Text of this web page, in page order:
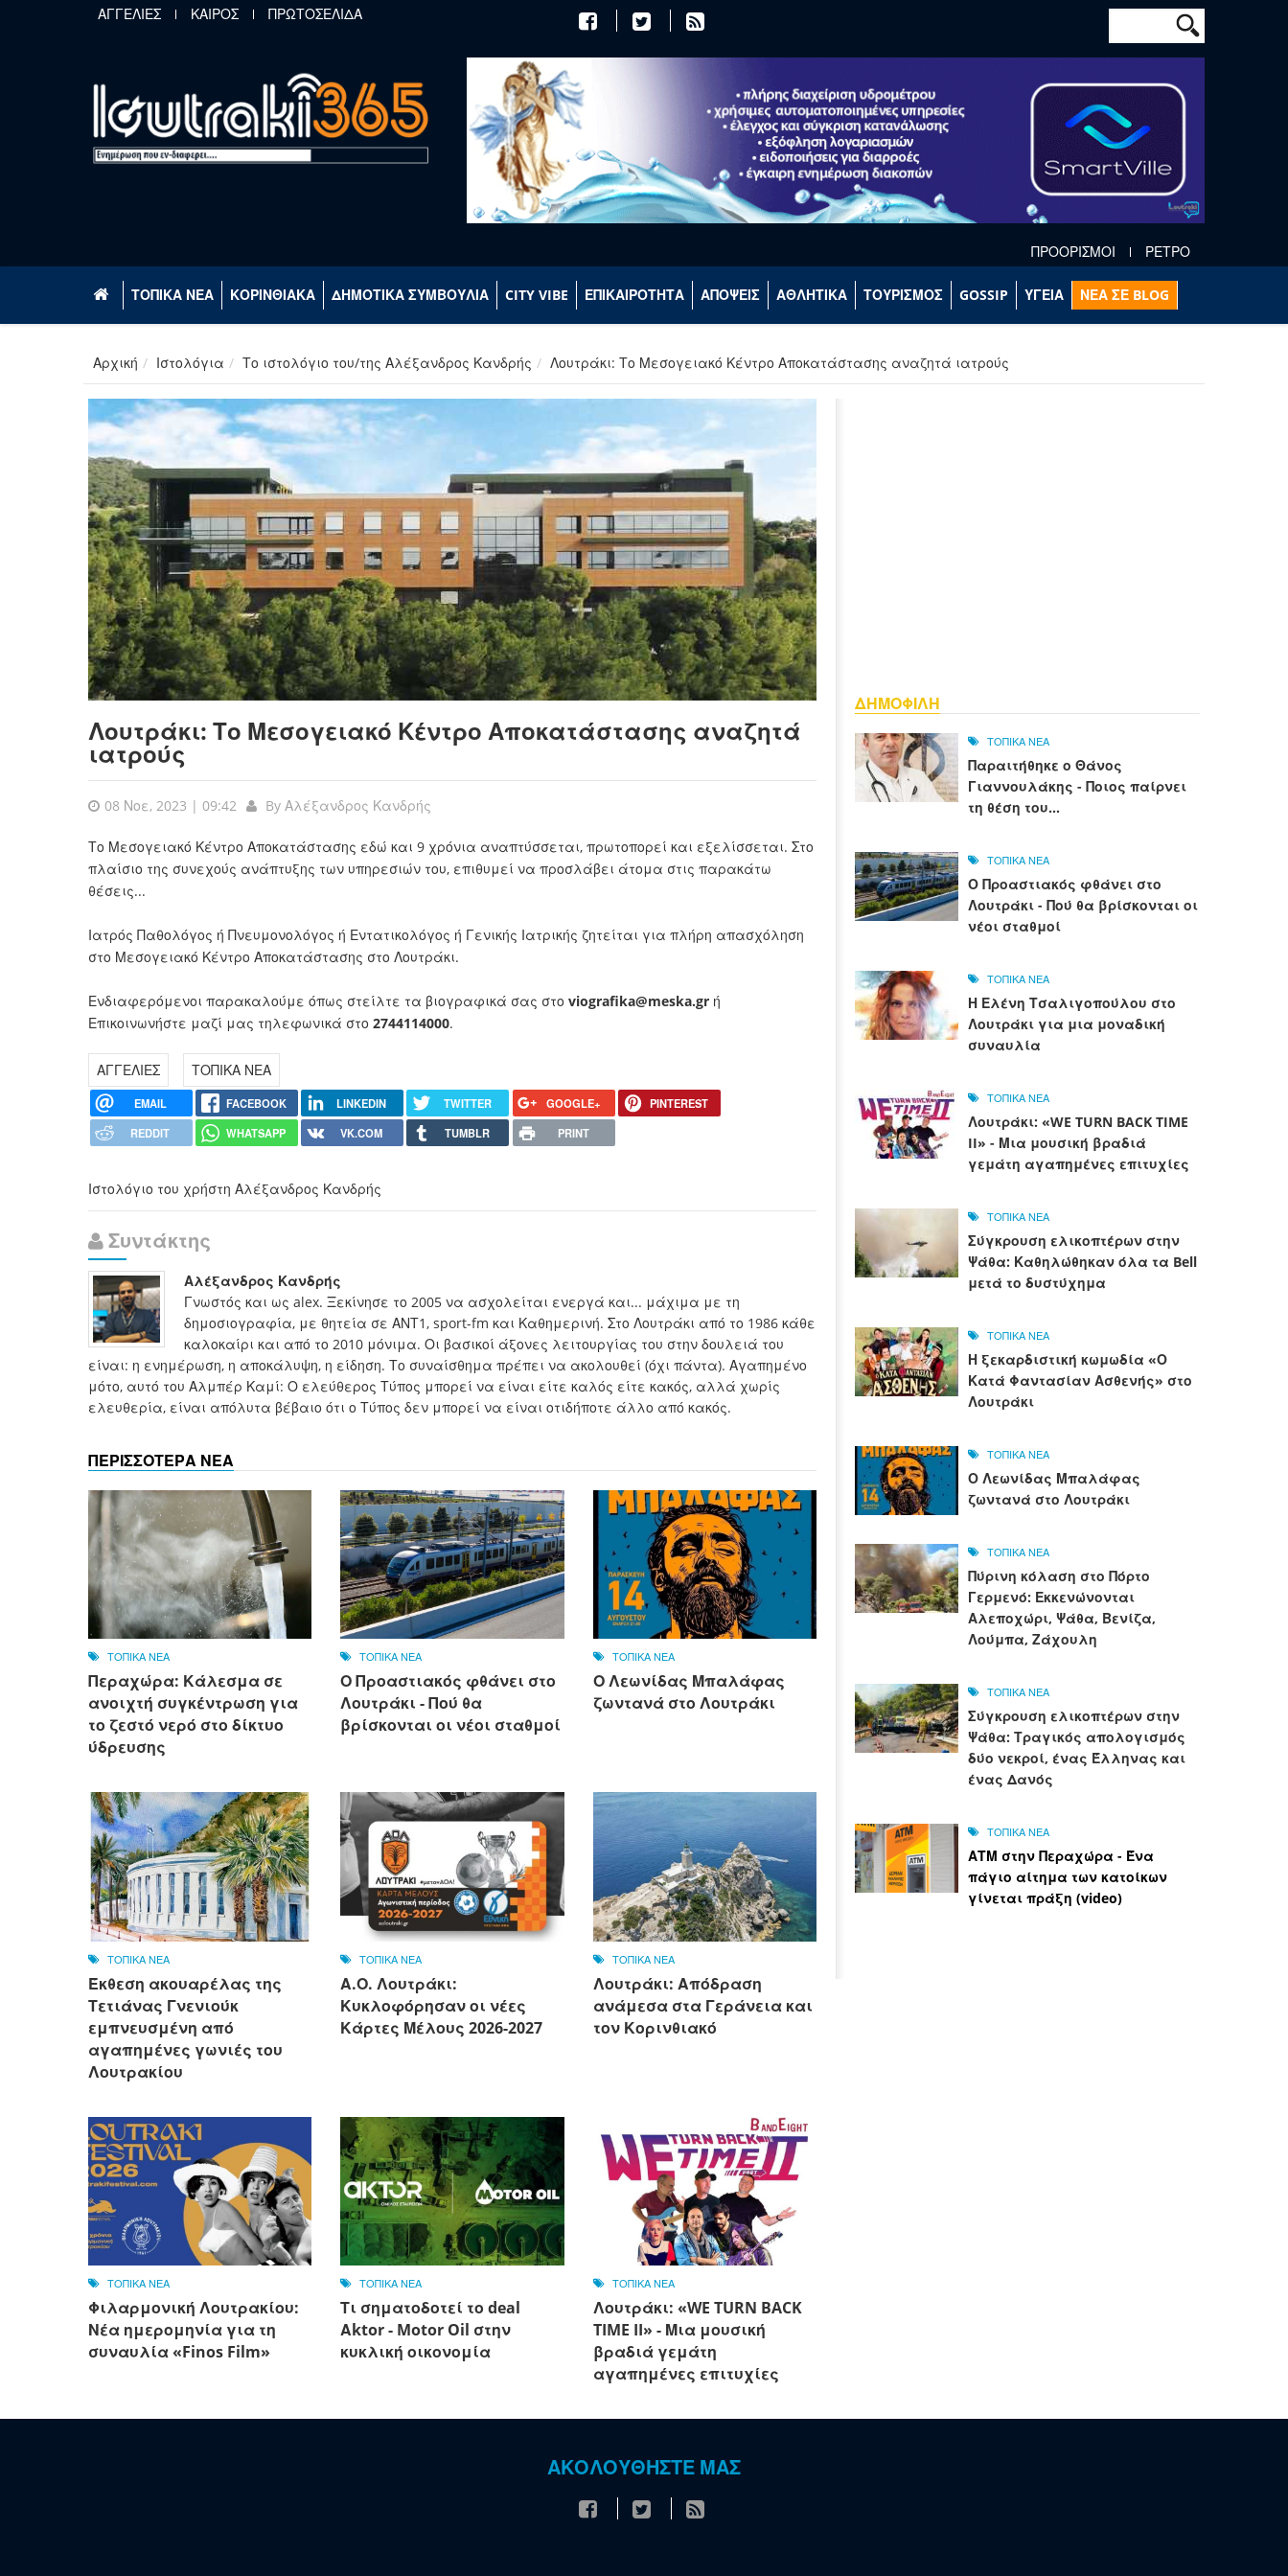
Παράκαμψη προς το κυρίως περιεχόμενο
ΑΓΓΕΛΙΕΣ ΚΑΙΡΟΣ ΠΡΩΤΟΣΕΛΙΔΑ Φόρμα
Αναζήτηση
ΠΡΟΟΡΙΣΜΟΙ ΡΕΤΡΟ
ΤΟΠΙΚΑ ΝΕΑ ΚΟΡΙΝΘΙΑΚΑ ΔΗΜΟΤΙΚΑ ΣΥΜΒΟΥΛΙΑ CITY VIBE ΕΠΙΚΑΙΡΟΤΗΤΑ ΑΠΟΨΕΙΣ ΑΘΛΗΤΙΚΑ ΤΟΥΡΙΣΜΟΣ GOSSIP ΥΓΕΙΑ ΝΕΑ ΣΕ BLOG
Αρχική Ιστολόγια Το ιστολόγιο του/της Αλέξανδρος Κανδρής Λουτράκι: Το Μεσογειακό Κέντρο Αποκατάστασης αναζητά ιατρούς
Λουτράκι: Το Μεσογειακό Κέντρο Αποκατάστασης αναζητά
ιατρούς
08 Νοε, 2023 | 09:42 By Αλέξανδρος Κανδρής
Το Μεσογειακό Κέντρο Αποκατάστασης εδώ και 9 χρόνια αναπτύσσεται, πρωτοπορεί και εξελίσσεται. Στο
πλαίσιο της συνεχούς ανάπτυξης των υπηρεσιών του, επιθυμεί να προσλάβει άτομα στις παρακάτω
θέσεις...
Ιατρός Παθολόγος ή Πνευμονολόγος ή Εντατικολόγος ή Γενικής Ιατρικής ζητείται για πλήρη απασχόληση
στο Μεσογειακό Κέντρο Αποκατάστασης στο Λουτράκι.
Ενδιαφερόμενοι παρακαλούμε όπως στείλτε τα βιογραφικά σας στο viografika@meska.gr ή
Επικοινωνήστε μαζί μας τηλεφωνικά στο 2744114000.
ΑΓΓΕΛΙΕΣ ΤΟΠΙΚΑ ΝΕΑ
EMAIL FACEBOOK LINKEDIN TWITTER GOOGLE+
PINTEREST
REDDIT
WHATSAPP VK.COM TUMBLR PRINT
Ιστολόγιο του χρήστη Αλέξανδρος Κανδρής
Συντάκτης
Αλέξανδρος Κανδρής
Γνωστός και ως alex. Ξεκίνησε το 2005 να ασχολείται ενεργά και... μάχιμα με τη
δημοσιογραφία, με θητεία σε ΑΝΤ1, sport-fm και Καθημερινή. Στο Λουτράκι από το 1986 κάθε
καλοκαίρι και από το 2010 μόνιμα. Οι βασικοί άξονες λειτουργίας του στην δουλειά του
είναι: η ενημέρωση, η αποκάλυψη, η είδηση. Το συναίσθημα πρέπει να ακολουθεί (όχι πάντα). Αγαπημένο
μότο, αυτό του Αλμπέρ Καμί: Ο ελεύθερος Τύπος μπορεί να είναι είτε καλός είτε κακός, αλλά χωρίς
ελευθερία, είναι απόλυτα βέβαιο ότι ο Τύπος δεν μπορεί να είναι οτιδήποτε άλλο από κακός.
ΠΕΡΙΣΣΟΤΕΡΑ ΝΕΑ
ΤΟΠΙΚΑ ΝΕΑ
Περαχώρα: Κάλεσμα σε
ανοιχτή συγκέντρωση για
το ζεστό νερό στο δίκτυο
ύδρευσης
ΤΟΠΙΚΑ ΝΕΑ
Ο Προαστιακός φθάνει στο
Λουτράκι - Πού θα
βρίσκονται οι νέοι σταθμοί
ΤΟΠΙΚΑ ΝΕΑ
Ο Λεωνίδας Μπαλάφας
ζωντανά στο Λουτράκι
ΤΟΠΙΚΑ ΝΕΑ
Έκθεση ακουαρέλας της
Τετιάνας Γνενιούκ
εμπνευσμένη από
αγαπημένες γωνιές του
Λουτρακίου
ΤΟΠΙΚΑ ΝΕΑ
Α.Ο. Λουτράκι:
Κυκλοφόρησαν οι νέες
Κάρτες Μέλους 2026-2027
ΤΟΠΙΚΑ ΝΕΑ
Λουτράκι: Απόδραση
ανάμεσα στα Γεράνεια και
τον Κορινθιακό
ΤΟΠΙΚΑ ΝΕΑ
Φιλαρμονική Λουτρακίου:
Νέα ημερομηνία για τη
συναυλία «Finos Film»
ΤΟΠΙΚΑ ΝΕΑ
Τι σηματοδοτεί το deal
Αktor - Motor Oil στην
κυκλική οικονομία
ΤΟΠΙΚΑ ΝΕΑ
Λουτράκι: «WE TURN BACK
TIME II» - Μια μουσική
βραδιά γεμάτη
αγαπημένες επιτυχίες
ΔΗΜΟΦΙΛΗ
ΤΟΠΙΚΑ ΝΕΑ
Παραιτήθηκε ο Θάνος
Γιαννουλάκης - Ποιος παίρνει
τη θέση του...
ΤΟΠΙΚΑ ΝΕΑ
Ο Προαστιακός φθάνει στο
Λουτράκι - Πού θα βρίσκονται οι
νέοι σταθμοί
ΤΟΠΙΚΑ ΝΕΑ
Η Ελένη Τσαλιγοπούλου στο
Λουτράκι για μια μοναδική
συναυλία
ΤΟΠΙΚΑ ΝΕΑ
Λουτράκι: «WE TURN BACK TIME
II» - Μια μουσική βραδιά
γεμάτη αγαπημένες επιτυχίες
ΤΟΠΙΚΑ ΝΕΑ
Σύγκρουση ελικοπτέρων στην
Ψάθα: Καθηλώθηκαν όλα τα Bell
μετά το δυστύχημα
ΤΟΠΙΚΑ ΝΕΑ
Η ξεκαρδιστική κωμωδία «Ο
Κατά Φαντασίαν Ασθενής» στο
Λουτράκι
ΤΟΠΙΚΑ ΝΕΑ
Ο Λεωνίδας Μπαλάφας
ζωντανά στο Λουτράκι
ΤΟΠΙΚΑ ΝΕΑ
Πύρινη κόλαση στο Πόρτο
Γερμενό: Εκκενώνονται
Αλεποχώρι, Ψάθα, Βενίζα,
Λούμπα, Ζάχουλη
ΤΟΠΙΚΑ ΝΕΑ
Σύγκρουση ελικοπτέρων στην
Ψάθα: Τραγικός απολογισμός
δύο νεκροί, ένας Έλληνας και
ένας Δανός
ΤΟΠΙΚΑ ΝΕΑ
ΑΤΜ στην Περαχώρα - Ένα
πάγιο αίτημα των κατοίκων
γίνεται πράξη (video)
ΑΚΟΛΟΥΘΗΣΤΕ ΜΑΣ